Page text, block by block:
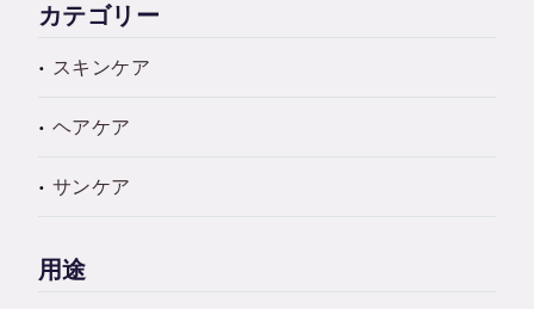
カテゴリー
スキンケア
ヘアケア
サンケア
用途